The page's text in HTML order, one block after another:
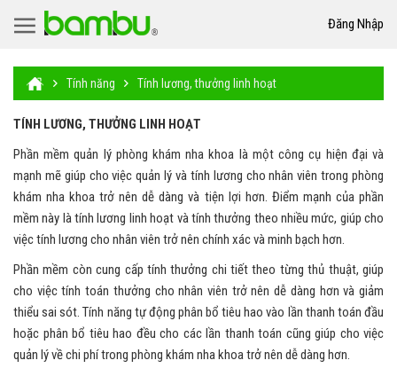
Đăng Nhập
Tính năng Tính lương, thưởng linh hoạt
TÍNH LƯƠNG, THƯỞNG LINH HOẠT
Phần mềm quản lý phòng khám nha khoa là một công cụ hiện đại và
mạnh mẽ giúp cho việc quản lý và tính lương cho nhân viên trong phòng
khám nha khoa trở nên dễ dàng và tiện lợi hơn. Điểm mạnh của phần
mềm này là tính lương linh hoạt và tính thưởng theo nhiều mức, giúp cho
việc tính lương cho nhân viên trở nên chính xác và minh bạch hơn.
Phần mềm còn cung cấp tính thưởng chi tiết theo từng thủ thuật, giúp
cho việc tính toán thưởng cho nhân viên trở nên dễ dàng hơn và giảm
thiểu sai sót. Tính năng tự động phân bổ tiêu hao vào lần thanh toán đầu
hoặc phân bổ tiêu hao đều cho các lần thanh toán cũng giúp cho việc
quản lý về chi phí trong phòng khám nha khoa trở nên dễ dàng hơn.